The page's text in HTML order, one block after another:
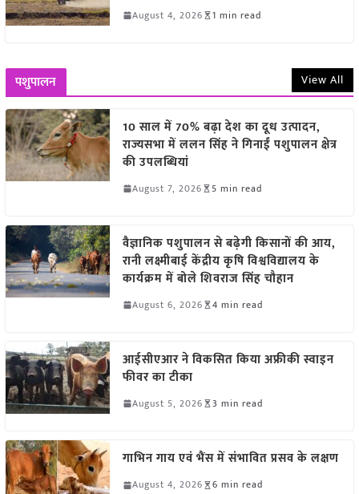
August 4, 2026 1 min read
पशुपालन View All
10 साल में 70% बढ़ा देश का दूध उत्पादन,
राज्यसभा में ललन सिंह ने गिनाईं पशुपालन क्षेत्र
की उपलब्धियां
August 7, 2026 5 min read
वैज्ञानिक पशुपालन से बढ़ेगी किसानों की आय,
रानी लक्ष्मीबाई केंद्रीय कृषि विश्वविद्यालय के
कार्यक्रम में बोले शिवराज सिंह चौहान
August 6, 2026 4 min read
आईसीएआर ने विकसित किया अफ्रीकी स्वाइन
फीवर का टीका
August 5, 2026 3 min read
गाभिन गाय एवं भैंस में संभावित प्रसव के लक्षण
August 4, 2026 6 min read